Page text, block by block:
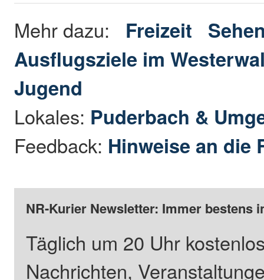
Mehr dazu: Freizeit
Ausflugsziele im
Jugend
Lokales: Puderbach &
Feedback: Hinweise an die
NR-Kurier Newsletter: Immer bestens
Täglich um 20 Uhr
Nachrichten,